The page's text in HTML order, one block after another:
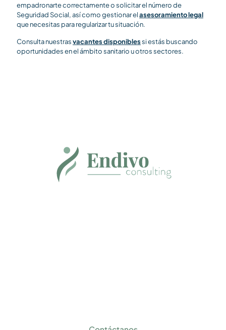
empadronarte correctamente o solicitar el número de
Seguridad Social, así como gestionar elasesoramiento legal
que necesitas para regularizar tu situación.
Consulta nuestrasvacantes disponiblessi estás buscando
oportunidades en el ámbito sanitario u otros sectores.